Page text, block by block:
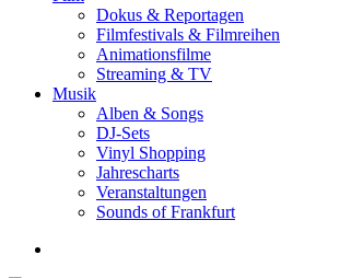
Dokus & Reportagen
Filmfestivals & Filmreihen
Animationsfilme
Streaming & TV
Musik
Alben & Songs
DJ-Sets
Vinyl Shopping
Jahrescharts
Veranstaltungen
Sounds of Frankfurt